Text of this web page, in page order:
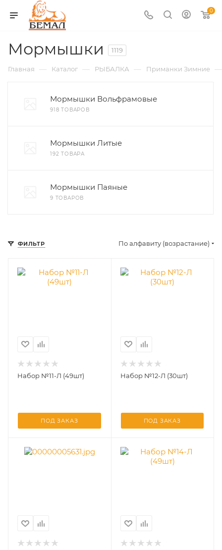
0
Мормышки 1119
Главная — Каталог — РЫБАЛКА — Приманки Зимние —
Мормышки Вольфрамовые
918 ТОВАРОВ
Мормышки Литые
192 ТОВАРА
Мормышки Паяные
9 ТОВАРОВ
ФИЛЬТР По алфавиту (возрастание)
Набор №11-Л (49шт)
ПОД ЗАКАЗ
Набор №12-Л (30шт)
ПОД ЗАКАЗ